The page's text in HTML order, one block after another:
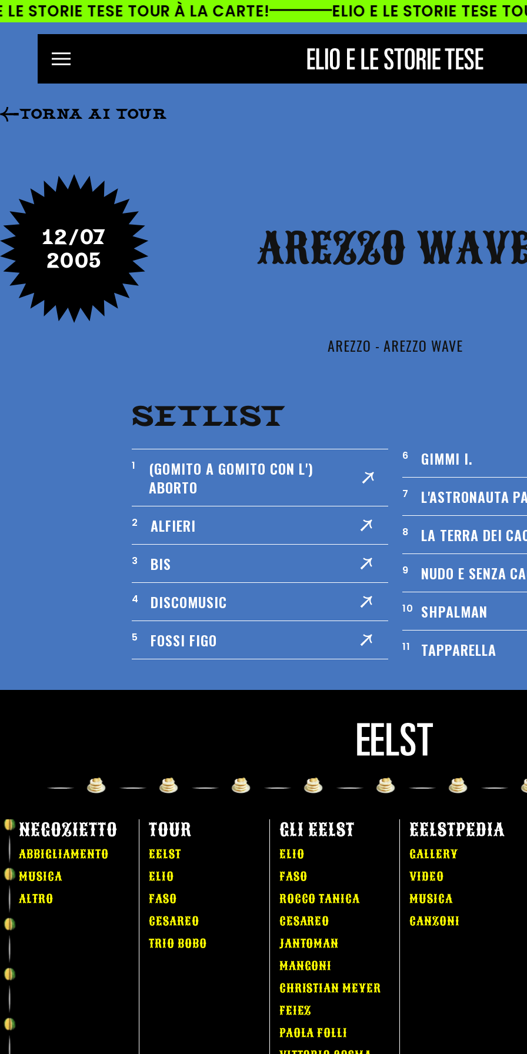
TESE TOUR À LA CARTE! ELIO E LE STORIE TESE TOUR
TORNA AI TOUR
12/07
2005
AREZZO
AREZZO - AREZZO WAVE
SETLIST
1
(GOMITO A GOMITO CON L')
ABORTO
2 ALFIERI
3 BIS
4 DISCOMUSIC
5 FOSSI FIGO
6 GIMMI I.
7 L'ASTRONAUTA
8 LA TERRA DEI
9 NUDO E SENZA
10 SHPALMAN
11 TAPPARELLA
NEGOZIETTO
ABBIGLIAMENTO
MUSICA
ALTRO
TOUR
EELST
ELIO
FASO
CESAREO
TRIO BOBO
GLI EELST
ELIO
FASO
ROCCO TANICA
CESAREO
JANTOMAN
MANGONI
CHRISTIAN MEYER
FEIEZ
PAOLA FOLLI
EELSTPEDIA
GALLERY
VIDEO
MUSICA
CANZONI